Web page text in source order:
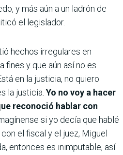
y más aún a un ladrón de
el legislador.
hechos irregulares en
fines y que aún así no es
en la justicia, no quiero
la justicia. Yo no voy a hacer
reconoció hablar con
si yo decía que hablé
el fiscal y el juez, Miguel
entonces es inimputable, así